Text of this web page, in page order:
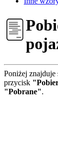
Poniżej znajduje
przycisk
"Pobrane".